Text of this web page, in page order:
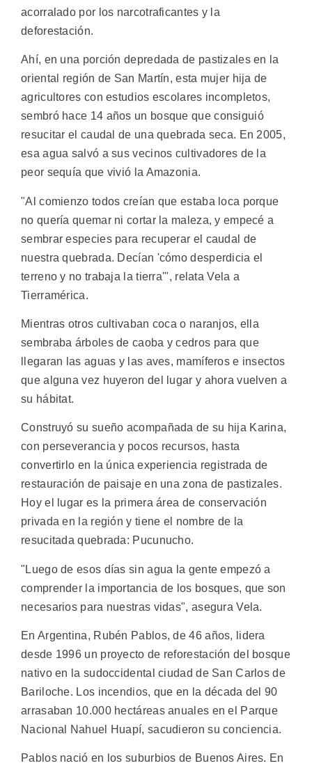
acorralado por los narcotraficantes y la
deforestación.
Ahí, en una porción depredada de pastizales en la
oriental región de San Martín, esta mujer hija de
agricultores con estudios escolares incompletos,
sembró hace 14 años un bosque que consiguió
resucitar el caudal de una quebrada seca. En 2005,
esa agua salvó a sus vecinos cultivadores de la
peor sequía que vivió la Amazonia.
"Al comienzo todos creían que estaba loca porque
no quería quemar ni cortar la maleza, y empecé a
sembrar especies para recuperar el caudal de
nuestra quebrada. Decían 'cómo desperdicia el
terreno y no trabaja la tierra'", relata Vela a
Tierramérica.
Mientras otros cultivaban coca o naranjos, ella
sembraba árboles de caoba y cedros para que
llegaran las aguas y las aves, mamíferos e insectos
que alguna vez huyeron del lugar y ahora vuelven a
su hábitat.
Construyó su sueño acompañada de su hija Karina,
con perseverancia y pocos recursos, hasta
convertirlo en la única experiencia registrada de
restauración de paisaje en una zona de pastizales.
Hoy el lugar es la primera área de conservación
privada en la región y tiene el nombre de la
resucitada quebrada: Pucunucho.
"Luego de esos días sin agua la gente empezó a
comprender la importancia de los bosques, que son
necesarios para nuestras vidas", asegura Vela.
En Argentina, Rubén Pablos, de 46 años, lidera
desde 1996 un proyecto de reforestación del bosque
nativo en la sudoccidental ciudad de San Carlos de
Bariloche. Los incendios, que en la década del 90
arrasaban 10.000 hectáreas anuales en el Parque
Nacional Nahuel Huapí, sacudieron su conciencia.
Pablos nació en los suburbios de Buenos Aires. En